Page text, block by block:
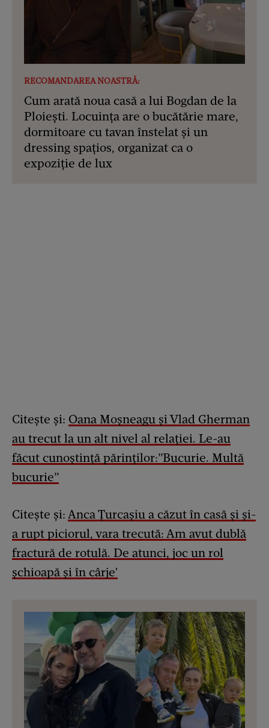
RECOMANDAREA NOASTRĂ:
Cum arată noua casă a lui Bogdan de la
Ploiești. Locuința are o bucătărie mare,
dormitoare cu tavan înstelat și un
dressing spațios, organizat ca o
expoziție de lux
Citește și: Oana Moșneagu și Vlad Gherman
au trecut la un alt nivel al relației. Le-au
făcut cunoștință părinților:”Bucurie. Multă
bucurie”
Citește și: Anca Țurcașiu a căzut în casă și și-
a rupt piciorul, vara trecută: Am avut dublă
fractură de rotulă. De atunci, joc un rol
șchioapă și în cârje'